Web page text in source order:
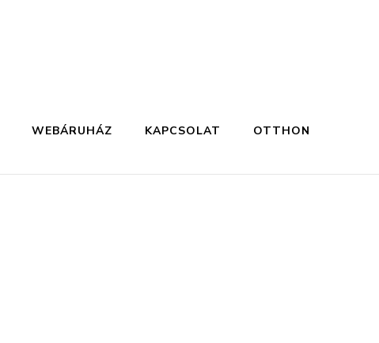
WEBÁRUHÁZ KAPCSOLAT OTTHON